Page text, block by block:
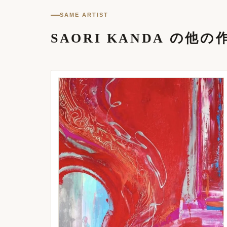
SAME ARTIST
SAORI KANDA の他の